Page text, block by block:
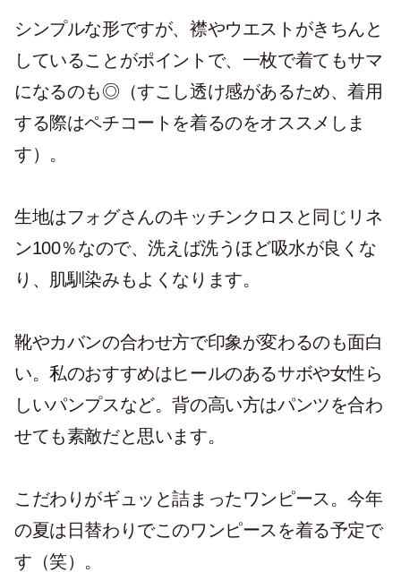
シンプルな形ですが、襟やウエストがきちんと
していることがポイントで、一枚で着てもサマ
になるのも◎（すこし透け感があるため、着用
する際はペチコートを着るのをオススメしま
す）。
生地はフォグさんのキッチンクロスと同じリネ
ン100％なので、洗えば洗うほど吸水が良くな
り、肌馴染みもよくなります。
靴やカバンの合わせ方で印象が変わるのも面白
い。私のおすすめはヒールのあるサボや女性ら
しいパンプスなど。背の高い方はパンツを合わ
せても素敵だと思います。
こだわりがギュッと詰まったワンピース。今年
の夏は日替わりでこのワンピースを着る予定で
す（笑）。